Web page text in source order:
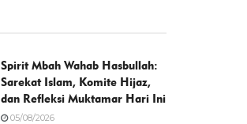
Spirit Mbah Wahab Hasbullah:
Sarekat Islam, Komite Hijaz,
dan Refleksi Muktamar Hari Ini
05/08/2026